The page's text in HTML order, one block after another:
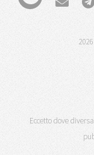
Eccetto dove